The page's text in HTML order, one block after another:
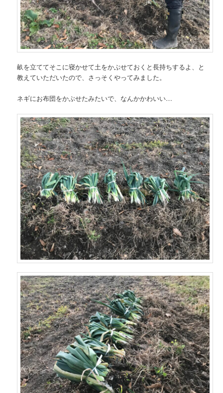
畝を立ててそこに寝かせて土をかぶせておくと長持ちするよ、と
教えていただいたので、さっそくやってみました。
ネギにお布団をかぶせたみたいで、なんかかわいい…